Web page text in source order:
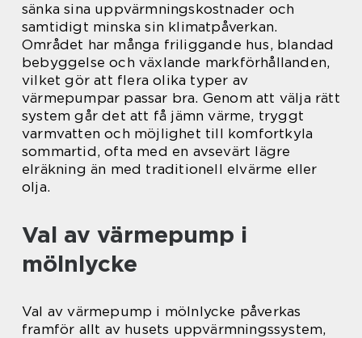
sänka sina uppvärmningskostnader och
samtidigt minska sin klimatpåverkan.
Området har många friliggande hus, blandad
bebyggelse och växlande markförhållanden,
vilket gör att flera olika typer av
värmepumpar passar bra. Genom att välja rätt
system går det att få jämn värme, tryggt
varmvatten och möjlighet till komfortkyla
sommartid, ofta med en avsevärt lägre
elräkning än med traditionell elvärme eller
olja.
Val av värmepump i
mölnlycke
Val av värmepump i mölnlycke påverkas
framför allt av husets uppvärmningssystem,